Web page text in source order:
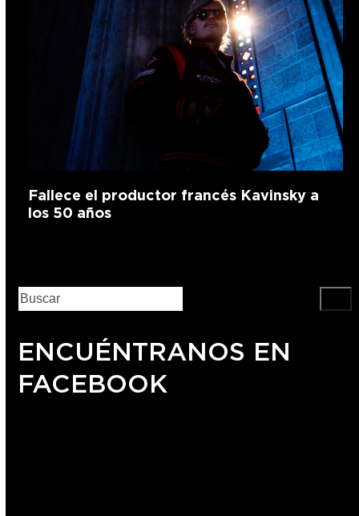
Fallece el productor francés Kavinsky a
los 50 años
ENCUÉNTRANOS EN
FACEBOOK